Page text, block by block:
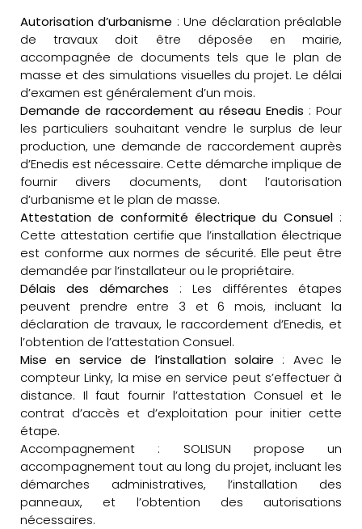
Autorisation d’urbanisme : Une déclaration préalable
de travaux doit être déposée en mairie,
accompagnée de documents tels que le plan de
masse et des simulations visuelles du projet. Le délai
d’examen est généralement d’un mois.
Demande de raccordement au réseau Enedis : Pour
les particuliers souhaitant vendre le surplus de leur
production, une demande de raccordement auprès
d’Enedis est nécessaire. Cette démarche implique de
fournir divers documents, dont l’autorisation
d’urbanisme et le plan de masse.
Attestation de conformité électrique du Consuel :
Cette attestation certifie que l’installation électrique
est conforme aux normes de sécurité. Elle peut être
demandée par l’installateur ou le propriétaire.
Délais des démarches : Les différentes étapes
peuvent prendre entre 3 et 6 mois, incluant la
déclaration de travaux, le raccordement d’Enedis, et
l’obtention de l’attestation Consuel.
Mise en service de l’installation solaire : Avec le
compteur Linky, la mise en service peut s’effectuer à
distance. Il faut fournir l’attestation Consuel et le
contrat d’accès et d’exploitation pour initier cette
étape.
Accompagnement : SOLISUN propose un
accompagnement tout au long du projet, incluant les
démarches administratives, l’installation des
panneaux, et l’obtention des autorisations
nécessaires.